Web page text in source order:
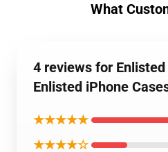
What
4 reviews for
Enlisted iPhone
★★★★★
★★★★☆